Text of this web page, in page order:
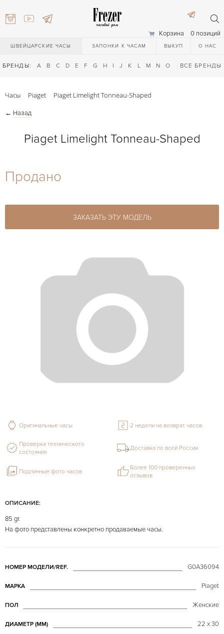
Корзина 0 позиций
ШВЕЙЦАРСКИЕ ЧАСЫ ЗАПОНКИ К ЧАСАМ ВЫКУП О НАС
БРЕНДЫ: A B C D E F G H I J K L M N O Q R S T
ВСЕ БРЕНДЫ
27-44
27-44
Часы Piaget Piaget Limelight Tonneau-Shaped
← Назад
Piaget Limelight Tonneau-Shaped
Продано
ЗАКАЗАТЬ ЭТУ МОДЕЛЬ
ОПИСАНИЕ:
85 gr.
На фото представлены конкретно продаваемые часы.
НОМЕР МОДЕЛИ/REF. G0A36094
МАРКА Piaget
ПОЛ Женские
ДИАМЕТР (MM) 22 x 30
Оригинальные часы 2 недели на возврат часов
Проверка технического
состояния
Доставка по всей России
Подлинные фото часов
Более 100 проверенных
отзывов